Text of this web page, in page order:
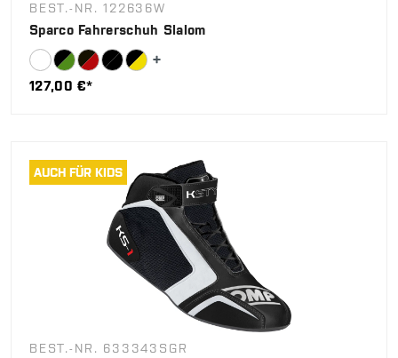
BEST.-NR. 122636W
Sparco Fahrerschuh Slalom
127,00 €*
AUCH FÜR KIDS
BEST.-NR. 633343SGR